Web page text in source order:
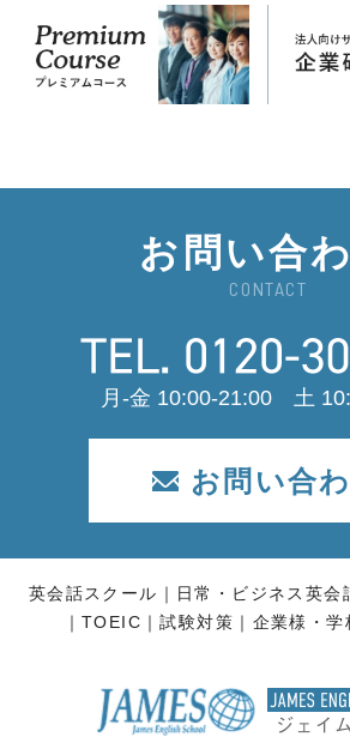
お問い合
CONTACT
月-金 10:00-21:00 土
お問い合
英会話スクール 日常・ビジネス英会
TOEIC
試験対策 企業様・学